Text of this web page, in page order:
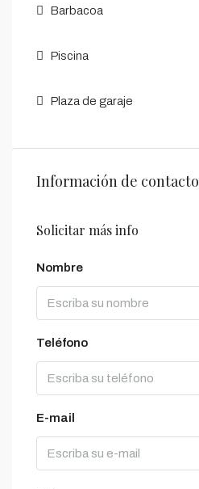
Barbacoa
Piscina
Plaza de garaje
Información de contacto
Solicitar más info
Nombre
Teléfono
E-mail